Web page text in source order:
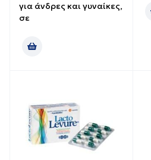
για άνδρες και γυναίκες,
σε